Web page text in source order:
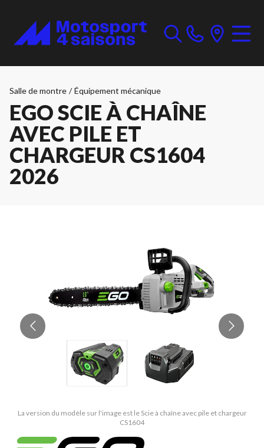
Salle de montre / Équipement mécanique
EGO SCIE À CHAÎNE
AVEC PILE ET
CHARGEUR CS1604
2026
La version du modèle sur l'image est le Scie à chaîne avec pile et chargeur
CS1604